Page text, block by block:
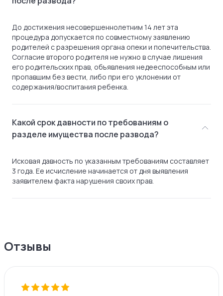
До достижения несовершеннолетним 14 лет эта
процедура допускается по совместному заявлению
родителей с разрешения органа опеки и попечительства.
Согласие второго родителя не нужно в случае лишения
его родительских прав, объявления недееспособным или
пропавшим без вести, либо при его уклонении от
содержания/воспитания ребенка.
Какой срок давности по требованиям о
разделе имущества после развода?
Исковая давность по указанным требованиям составляет
3 года. Ее исчисление начинается от дня выявления
заявителем факта нарушения своих прав.
Отзывы